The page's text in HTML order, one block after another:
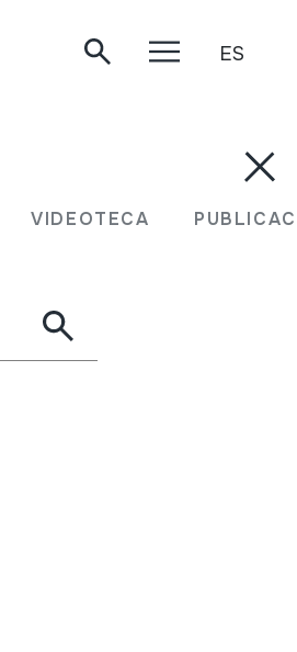
VIDEOTECA
ES